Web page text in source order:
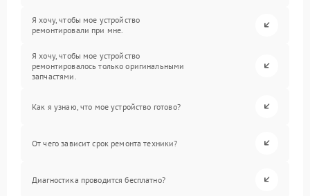
Я хочу, чтобы мое устройство
ремонтировали при мне.
Я хочу, чтобы мое устройство
ремонтировалось только оригинальными
запчастями.
Как я узнаю, что мое устройство готово?
От чего зависит срок ремонта техники?
Диагностика проводится бесплатно?